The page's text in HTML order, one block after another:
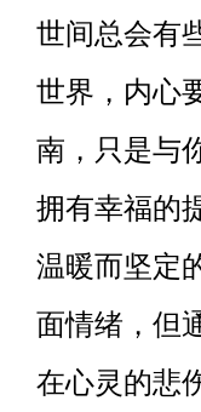
世间总会有
世界，内心
南，只是与
拥有幸福的
温暖而坚定
面情绪，但
在心灵的悲